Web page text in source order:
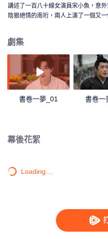
講述了一百八十線女演員宋小魚，意
陰狠絕情的南珩，兩人上演了一個又
劇集
書卷一夢_01 書卷一
幕後花絮
Loading…